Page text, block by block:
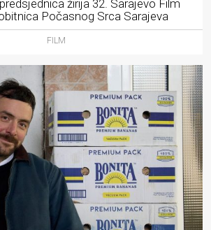
žirija 32. Sarajevo Film
Počasnog Srca Sarajeva
FILM